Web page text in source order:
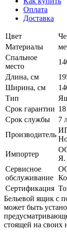
Оплата
Доставка
Цвет
Материалы
Спальное
место
Длина, см
Ширина, см
Тип
Срок гарантии
Срок службы
7
Производитель
Импортер
Я.
Сервисное
обслуживание
Сертификация
Бельевой ящик с
может быть
стоящей на своих